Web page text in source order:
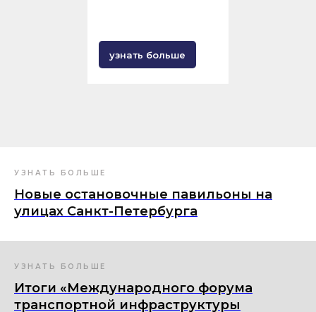
узнать больше
УЗНАТЬ БОЛЬШЕ
Новые остановочные павильоны на
улицах Санкт-Петербурга
УЗНАТЬ БОЛЬШЕ
Итоги «Международного форума
транспортной инфраструктуры